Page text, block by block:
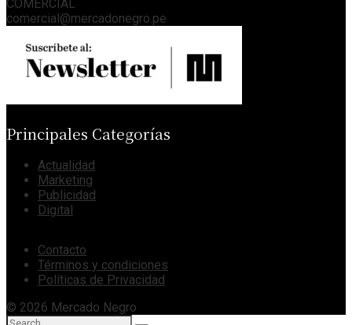
COMERCIAL
comercial@mercadonegro.pe
Principales Categorías
Actualidad
Marketing
Publicidad
Digital
Contacto
Términos y condiciones
Políticas de Privacidad
© 2026 Mercado Negro